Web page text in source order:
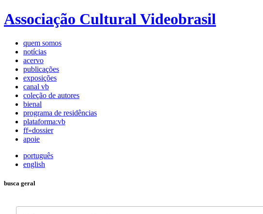
Associação Cultural Videobrasil
quem somos
notícias
acervo
publicações
exposições
canal vb
coleção de autores
bienal
programa de residências
plataforma:vb
ff»dossier
apoie
português
english
busca geral